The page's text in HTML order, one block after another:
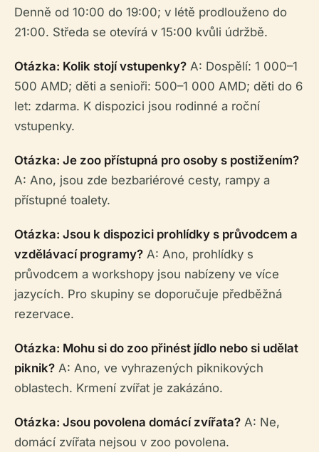
Denně od 10:00 do 19:00; v létě prodlouženo do
21:00. Středa se otevírá v 15:00 kvůli údržbě.
Otázka: Kolik stojí vstupenky? A: Dospělí: 1 000–1
500 AMD; děti a senioři: 500–1 000 AMD; děti do 6
let: zdarma. K dispozici jsou rodinné a roční
vstupenky.
Otázka: Je zoo přístupná pro osoby s postižením?
A: Ano, jsou zde bezbariérové cesty, rampy a
přístupné toalety.
Otázka: Jsou k dispozici prohlídky s průvodcem a
vzdělávací programy? A: Ano, prohlídky s
průvodcem a workshopy jsou nabízeny ve více
jazycích. Pro skupiny se doporučuje předběžná
rezervace.
Otázka: Mohu si do zoo přinést jídlo nebo si udělat
piknik? A: Ano, ve vyhrazených piknikových
oblastech. Krmení zvířat je zakázáno.
Otázka: Jsou povolena domácí zvířata? A: Ne,
domácí zvířata nejsou v zoo povolena.